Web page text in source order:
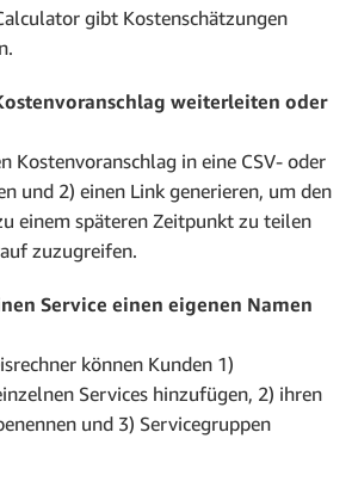
gibt Kostenschätzungen
weiterleiten oder
Kostenvoranschlag in eine CSV- oder
und 2) einen Link generieren, um den
einem späteren Zeitpunkt zu teilen
zuzugreifen.
Service einen eigenen Namen
können Kunden 1)
Services hinzufügen, 2) ihren
und 3) Servicegruppen